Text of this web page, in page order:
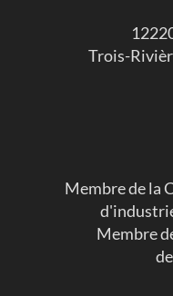
Trois-
Membre de la
Membre